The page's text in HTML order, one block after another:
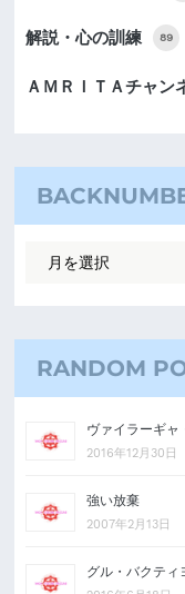
解説・心の訓練 89
ＡＭＲＩＴＡチャン
RANDOM
ヴァイラーギャ
2016年12月30日
強い放棄
2007年2月13日
グル・バクティ